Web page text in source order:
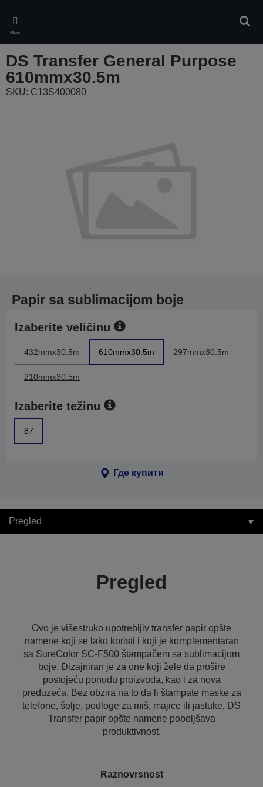
main
content
Meni
DS Transfer General Purpose
610mmx30.5m
SKU: C13S400080
Papir sa sublimacijom boje
Izaberite veličinu
432mmx30.5m 610mmx30.5m 297mmx30.5m
210mmx30.5m
Izaberite težinu
87
Где купити
Pregled
Pregled
Ovo je višestruko upotrebljiv transfer papir opšte
namene koji se lako koristi i koji je komplementaran
sa SureColor SC-F500 štampačem sa sublimacijom
boje. Dizajniran je za one koji žele da prošire
postojeću ponudu proizvoda, kao i za nova
preduzeća. Bez obzira na to da li štampate maske za
telefone, šolje, podloge za miš, majice ili jastuke, DS
Transfer papir opšte namene poboljšava
produktivnost.
Raznovrsnost